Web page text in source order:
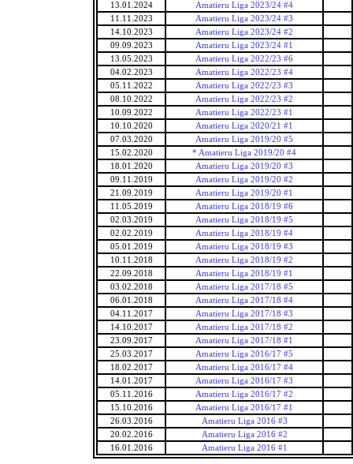
13.01.2024
Amatieru Liga 2023/24 #4
11.11.2023
Amatieru Liga 2023/24 #3
14.10.2023
Amatieru Liga 2023/24 #2
09.09.2023
Amatieru Liga 2023/24 #1
13.05.2023
Amatieru Liga 2022/23 #6
04.02.2023
Amatieru Liga 2022/23 #4
05.11.2022
Amatieru Liga 2022/23 #3
08.10.2022
Amatieru Liga 2022/23 #2
10.09.2022
Amatieru Liga 2022/23 #1
10.10.2020
Amatieru Liga 2020/21 #1
07.03.2020
Amatieru Liga 2019/20 #5
15.02.2020
* Amatieru Liga 2019/20 #4
18.01.2020
Amatieru Liga 2019/20 #3
09.11.2019
Amatieru Liga 2019/20 #2
21.09.2019
Amatieru Liga 2019/20 #1
11.05.2019
Amatieru Liga 2018/19 #6
02.03.2019
Amatieru Liga 2018/19 #5
02.02.2019
Amatieru Liga 2018/19 #4
05.01.2019
Amatieru Liga 2018/19 #3
10.11.2018
Amatieru Liga 2018/19 #2
22.09.2018
Amatieru Liga 2018/19 #1
03.02.2018
Amatieru Liga 2017/18 #5
06.01.2018
Amatieru Liga 2017/18 #4
04.11.2017
Amatieru Liga 2017/18 #3
14.10.2017
Amatieru Liga 2017/18 #2
23.09.2017
Amatieru Liga 2017/18 #1
25.03.2017
Amatieru Liga 2016/17 #5
18.02.2017
Amatieru Liga 2016/17 #4
14.01.2017
Amatieru Liga 2016/17 #3
05.11.2016
Amatieru Liga 2016/17 #2
15.10.2016
Amatieru Liga 2016/17 #1
26.03.2016
Amatieru Liga 2016 #3
20.02.2016
Amatieru Liga 2016 #2
16.01.2016
Amatieru Liga 2016 #1